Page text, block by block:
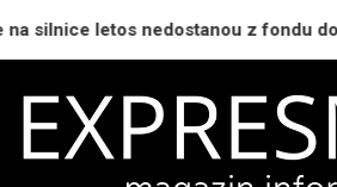
letos nedostanou z fondu dopravy ani